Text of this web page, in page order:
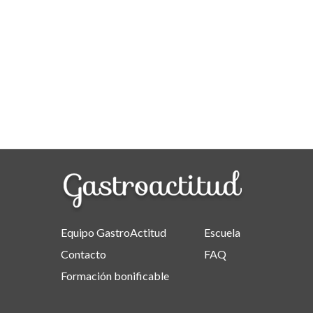
Equipo GastroActitud
Contacto
Formación bonificable
Escuela
FAQ